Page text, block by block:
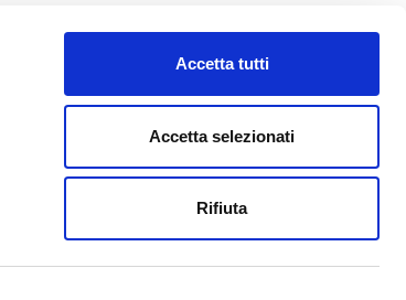
Accetta tutti
Accetta selezionati
Rifiuta